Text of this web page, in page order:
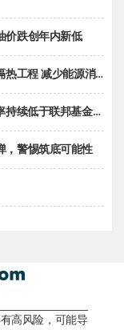
价跌创年内新低
工程 减少能源消耗
联邦基金利率目标区间
，警惕筑底可能性
高风险，可能导